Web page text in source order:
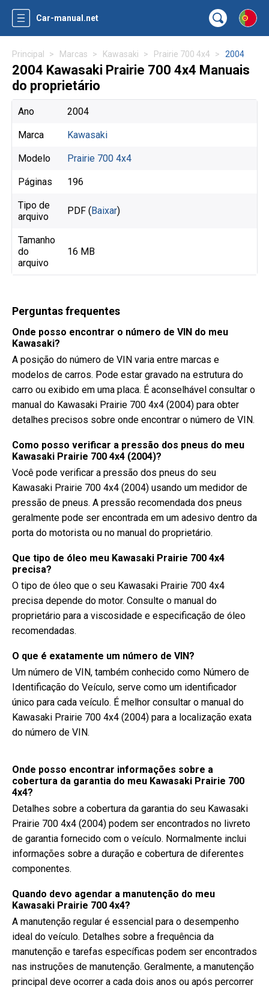
Car-manual.net
Principal Marcas Kawasaki Prairie 700 4x4 2004
2004 Kawasaki Prairie 700 4x4 Manuais
do proprietário
Ano 2004
Marca Kawasaki
Modelo Prairie 700 4x4
Páginas 196
Tipo de
arquivo
PDF (Baixar)
Tamanho
do
arquivo
16 MB
Perguntas frequentes
Onde posso encontrar o número de VIN do meu
Kawasaki?
A posição do número de VIN varia entre marcas e
modelos de carros. Pode estar gravado na estrutura do
carro ou exibido em uma placa. É aconselhável consultar o
manual do Kawasaki Prairie 700 4x4 (2004) para obter
detalhes precisos sobre onde encontrar o número de VIN.
Como posso verificar a pressão dos pneus do meu
Kawasaki Prairie 700 4x4 (2004)?
Você pode verificar a pressão dos pneus do seu
Kawasaki Prairie 700 4x4 (2004) usando um medidor de
pressão de pneus. A pressão recomendada dos pneus
geralmente pode ser encontrada em um adesivo dentro da
porta do motorista ou no manual do proprietário.
Que tipo de óleo meu Kawasaki Prairie 700 4x4
precisa?
O tipo de óleo que o seu Kawasaki Prairie 700 4x4
precisa depende do motor. Consulte o manual do
proprietário para a viscosidade e especificação de óleo
recomendadas.
O que é exatamente um número de VIN?
Um número de VIN, também conhecido como Número de
Identificação do Veículo, serve como um identificador
único para cada veículo. É melhor consultar o manual do
Kawasaki Prairie 700 4x4 (2004) para a localização exata
do número de VIN.
Onde posso encontrar informações sobre a
cobertura da garantia do meu Kawasaki Prairie 700
4x4?
Detalhes sobre a cobertura da garantia do seu Kawasaki
Prairie 700 4x4 (2004) podem ser encontrados no livreto
de garantia fornecido com o veículo. Normalmente inclui
informações sobre a duração e cobertura de diferentes
componentes.
Quando devo agendar a manutenção do meu
Kawasaki Prairie 700 4x4?
A manutenção regular é essencial para o desempenho
ideal do veículo. Detalhes sobre a frequência da
manutenção e tarefas específicas podem ser encontrados
nas instruções de manutenção. Geralmente, a manutenção
principal deve ocorrer a cada dois anos ou após percorrer